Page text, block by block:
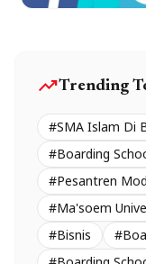
trending_upTrending
#SMA Islam Di
#Boarding
#Pesantren
#Ma'soem
#Bisnis